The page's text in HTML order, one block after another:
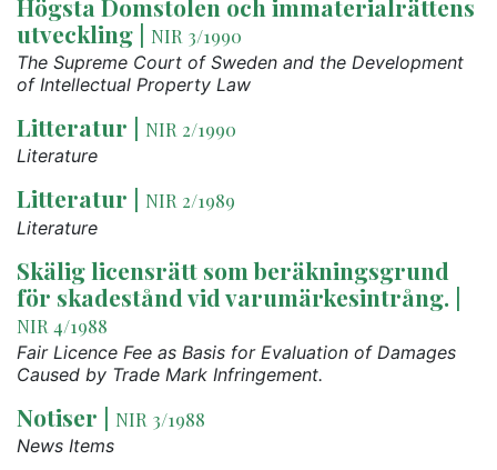
Högsta Domstolen och immaterialrättens
utveckling | NIR 3/1990
The Supreme Court of Sweden and the Development
of Intellectual Property Law
Litteratur | NIR 2/1990
Literature
Litteratur | NIR 2/1989
Literature
Skälig licensrätt som beräkningsgrund
för skadestånd vid varumärkesintrång. |
NIR 4/1988
Fair Licence Fee as Basis for Evaluation of Damages
Caused by Trade Mark Infringement.
Notiser | NIR 3/1988
News Items